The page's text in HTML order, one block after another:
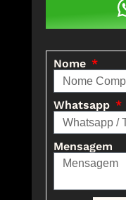
Nome
Whatsapp
Mensagem